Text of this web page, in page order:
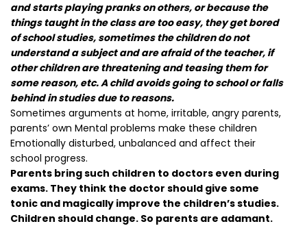
and starts playing pranks on others, or because the
things taught in the class are too easy, they get bored
of school studies, sometimes the children do not
understand a subject and are afraid of the teacher, if
other children are threatening and teasing them for
some reason, etc. A child avoids going to school or falls
behind in studies due to reasons.
Sometimes arguments at home, irritable, angry parents,
parents’ own Mental problems make these children
Emotionally disturbed, unbalanced and affect their
school progress.
Parents bring such children to doctors even during
exams. They think the doctor should give some
tonic and magically improve the children’s studies.
Children should change. So parents are adamant.